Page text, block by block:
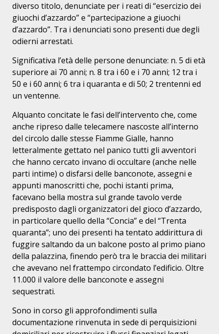
diverso titolo, denunciate per i reati di “esercizio dei
giuochi d’azzardo” e “partecipazione a giuochi
d’azzardo”. Tra i denunciati sono presenti due degli
odierni arrestati.
Significativa l’età delle persone denunciate: n. 5 di età
superiore ai 70 anni; n. 8 tra i 60 e i 70 anni; 12 tra i
50 e i 60 anni; 6 tra i quaranta e di 50; 2 trentenni ed
un ventenne.
Alquanto concitate le fasi dell’intervento che, come
anche ripreso dalle telecamere nascoste all’interno
del circolo dalle stesse Fiamme Gialle, hanno
letteralmente gettato nel panico tutti gli avventori
che hanno cercato invano di occultare (anche nelle
parti intime) o disfarsi delle banconote, assegni e
appunti manoscritti che, pochi istanti prima,
facevano bella mostra sul grande tavolo verde
predisposto dagli organizzatori del gioco d’azzardo,
in particolare quello della “Concia” e del “Trenta
quaranta”; uno dei presenti ha tentato addirittura di
fuggire saltando da un balcone posto al primo piano
della palazzina, finendo però tra le braccia dei militari
che avevano nel frattempo circondato l’edificio. Oltre
11.000 il valore delle banconote e assegni
sequestrati.
Sono in corso gli approfondimenti sulla
documentazione rinvenuta in sede di perquisizioni